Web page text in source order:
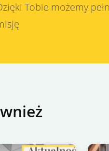
Tobie możemy